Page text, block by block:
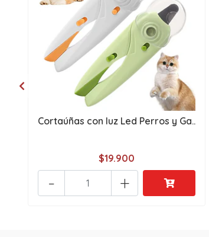
Cortaúñas con luz Led Perros y Ga..
$19.900
+
-